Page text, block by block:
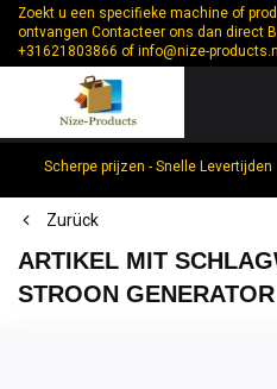
Zoekt u een specifieke machine of
ontvangen Contacteer ons dan direct
+31621803866 ofinfo@nize-
Scherpe prijzen - Snelle Levertijden
Zurück
ARTIKEL MIT
STROON GENERATOR